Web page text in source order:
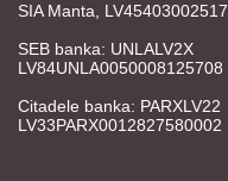
SIA Manta, LV45403002517
SEB banka: UNLALV2X
LV84UNLA0050008125708
Citadele banka: PARXLV22
LV33PARX0012827580002